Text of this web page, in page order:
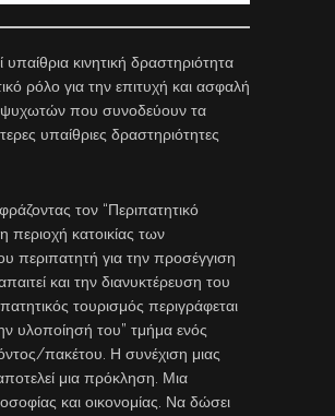
κινητική δραστηριότητα
ρόλο για την επιτυχή και ασφαλή
που συνοδεύουν τα
υπαίθριες δραστηριότητες
τον “Περιπατητικό
περιοχή κατοικίας των
περιπατητή για την προσέγγιση
και την διανυκτέρευση του
τουρισμός περιγράφεται
υλοποίησή του” τμήμα ενός
πακέτου. Η συνέχιση μιας
μια πρόκληση. Μια
και οικονομίας. Να δώσει